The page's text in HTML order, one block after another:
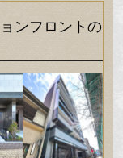
ンフロントの